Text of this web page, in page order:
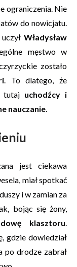
ograniczenia. Nie
do nowicjatu.
Władysław
męstwo w
zostało
. To dlatego, że
tutaj uchodźcy i
nauczanie.
jest ciekawa
miał spotkać
i w zamian za
bojąc się żony,
klasztoru.
gdzie dowiedział
po drodze zabrał